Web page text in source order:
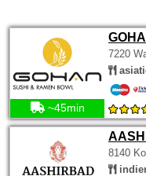
7220
~45min
8140